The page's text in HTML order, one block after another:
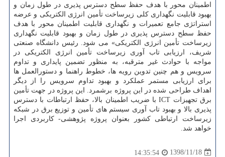
اطمینان محور با هدف حفظ سطح دسترس پذیری در طول زمان و
بهبود قابلیت نگهداری كلی زیرساخت تأمین انرژی الكتریكی و عرضه
استراتژی جامع تعمیرات و نگهداری قابلیت اطمینان محور با هدف
حفظ سطح دسترس پذیری در طول زمان و بهبود قابلیت نگهداری
زیرساخت تأمین انرژی الكتریكی» می شود. رئیس دانشگاه صنعتی
شریف، ارزیابی تاب آوری زیرساخت تأمین انرژی الكتریكی در
مواجه با حوادث غیر مترقبه، به منظور تضمین پایداری و تداوم
سرویس و هم چنین تدوین رویه ها، خطوط راهنما و دستورالعمل ها
برای ارزیابی مستمر عملكرد و بهبود تداوم سرویس را از دیگر
اهداف طراحی شده در این پروژه برشمرد. این پروژه در جهت تأمین
برق تجهیزات ICT با ضریب اطمینان بالا، حفظ ارتباطات با دسترس
پذیری بالا و بهبود تاب آوری سیستم های تأمین و توزیع برق در شبكه
زیرساخت ارتباطی كشور بعنوان پروژه پژوهشی- كاربردی اجرا
خواهد شد.
1398/11/18
14:35:54